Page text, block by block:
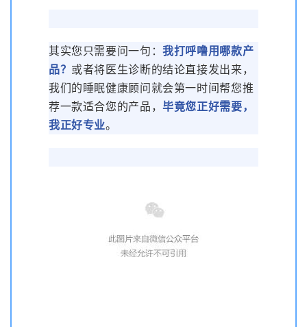
其实您只需要问一句：我打呼噜用哪款产
品？ 或者将医生诊断的结论直接发出来，
我们的睡眠健康顾问就会第一时间帮您推
荐一款适合您的产品，毕竟您正好需要，
我正好专业。